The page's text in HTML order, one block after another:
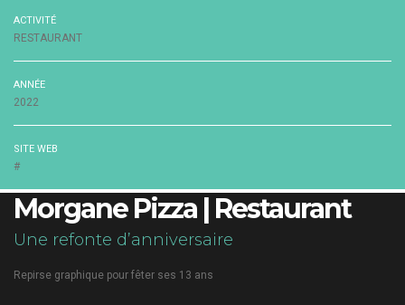
ACTIVITÉ
RESTAURANT
ANNÉE
2022
SITE WEB
#
Morgane Pizza | Restaurant
Une refonte d’anniversaire
Repirse graphique pour fêter ses 13 ans